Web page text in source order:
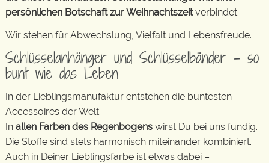
persönlichen Botschaft zur Weihnachtszeitverbindet.
Wir stehen für Abwechslung, Vielfalt und Lebensfreude.
Schlüsselanhänger und Schlüsselbänder – so
bunt wie das Leben
In der Lieblingsmanufaktur entstehen die buntesten
Accessoires der Welt.
In allen Farben des Regenbogens wirst Du bei uns fündig.
Die Stoffe sind stets harmonisch miteinander kombiniert.
Auch in Deiner Lieblingsfarbe ist etwas dabei –